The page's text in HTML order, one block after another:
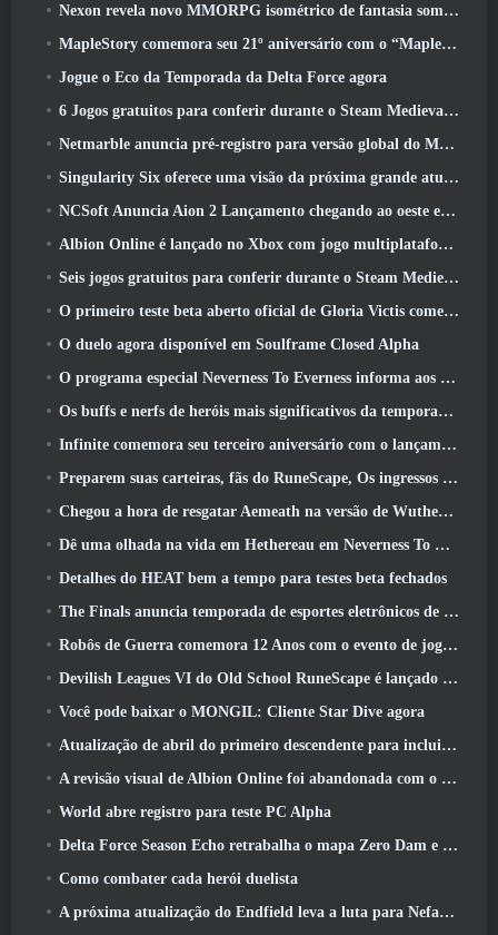
Nexon revela novo MMORPG isométrico de fantasia sombria, Brasas dos sem coroa
MapleStory comemora seu 21º aniversário com o “Maple University Event”
Jogue o Eco da Temporada da Delta Force agora
6 Jogos gratuitos para conferir durante o Steam Medieval Fest
Netmarble anuncia pré-registro para versão global do MMORPG de ficção científica RF Online Next
Singularity Six oferece uma visão da próxima grande atualização de Palia, The Royal Highlands
NCSoft Anuncia Aion 2 Lançamento chegando ao oeste este ano
Albion Online é lançado no Xbox com jogo multiplataforma completo
Seis jogos gratuitos para conferir durante o Steam Medieval Fest
O primeiro teste beta aberto oficial de Gloria Victis começa hoje
O duelo agora disponível em Soulframe Closed Alpha
O programa especial Neverness To Everness informa aos jogadores o que esperar dos lançamentos
Os buffs e nerfs de heróis mais significativos da temporada 7.5
Infinite comemora seu terceiro aniversário com o lançamento do SS12 Lunaria hoje
Preparem suas carteiras, fãs do RuneScape, Os ingressos para o RuneFest estão prestes a ser colocados à venda
Chegou a hora de resgatar Aemeath na versão de Wuthering Waves 3.3 Atualizar
Dê uma olhada na vida em Hethereau em Neverness To Everness, vídeo de pré-visualização do jogo de lançamento
Detalhes do HEAT bem a tempo para testes beta fechados
The Finals anuncia temporada de esportes eletrônicos de US$ 200 mil
Robôs de Guerra comemora 12 Anos com o evento de jogos robóticos marcianos
Devilish Leagues VI do Old School RuneScape é lançado hoje
Você pode baixar o MONGIL: Cliente Star Dive agora
Atualização de abril do primeiro descendente para incluir versão beta do novo conteúdo do Endgame
A revisão visual de Albion Online foi abandonada com o lançamento da atualização Radiant Wilds hoje
World abre registro para teste PC Alpha
Delta Force Season Echo retrabalha o mapa Zero Dam e expande a jogabilidade das operações
Como combater cada herói duelista
A próxima atualização do Endfield leva a luta para Nefarith